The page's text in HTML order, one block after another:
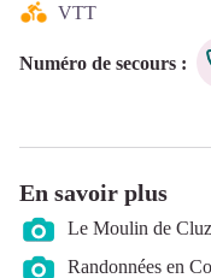
VTT
Numéro de secours :
En savoir plus
Le Moulin de
Randonnées en